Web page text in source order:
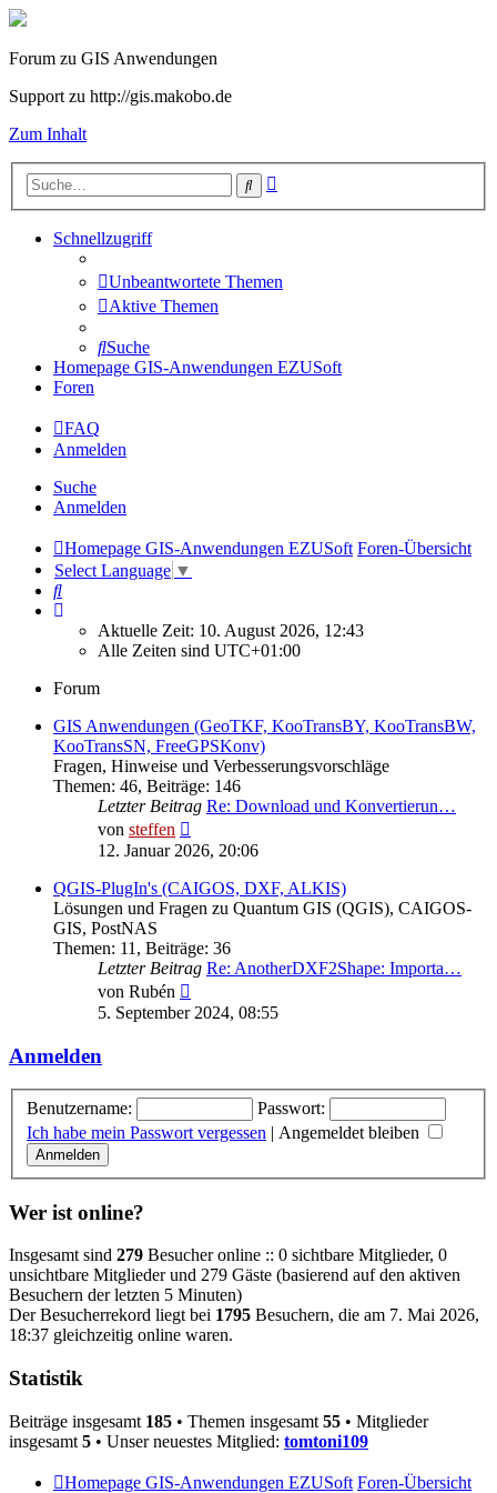
Forum zu GIS Anwendungen
Support zu http://gis.makobo.de
Zum Inhalt
Suche
Schnellzugriff
Unbeantwortete Themen
Aktive Themen
Suche
Homepage GIS-Anwendungen EZUSoft
Foren
FAQ
Anmelden
Suche
Anmelden
Homepage GIS-Anwendungen EZUSoft Foren-Übersicht
Select Language ▼
Suche
Aktuelle Zeit: 10. August 2026, 12:43
Alle Zeiten sind UTC+01:00
Forum
GIS Anwendungen (GeoTKF, KooTransBY, KooTransBW,
KooTransSN, FreeGPSKonv)
Fragen, Hinweise und Verbesserungsvorschläge
Themen: 46, Beiträge: 146
Letzter Beitrag Re: Download und Konvertierun…
von steffen
Beitrag
12. Januar 2026, 20:06
QGIS-PlugIn's (CAIGOS, DXF, ALKIS)
Lösungen und Fragen zu Quantum GIS (QGIS), CAIGOS-
GIS, PostNAS
Themen: 11 , Beiträge: 36
Letzter Beitrag Re: AnotherDXF2Shape: Importa…
von Rubén
Beitrag
5. September 2024, 08:55
Anmelden
Benutzername:
Passwort:
Ich habe mein Passwort vergessen | Angemeldet bleiben
Wer ist online?
Insgesamt sind 279 Besucher online :: 0 sichtbare Mitglieder, 0
unsichtbare Mitglieder und 279 Gäste (basierend auf den aktiven
Besuchern der letzten 5 Minuten)
Der Besucherrekord liegt bei 1795 Besuchern, die am 7. Mai 2026,
18:37 gleichzeitig online waren.
Statistik
Beiträge insgesamt 185 • Themen insgesamt 55 • Mitglieder
insgesamt 5 • Unser neuestes Mitglied: tomtoni109
Homepage GIS-Anwendungen EZUSoft Foren-Übersicht